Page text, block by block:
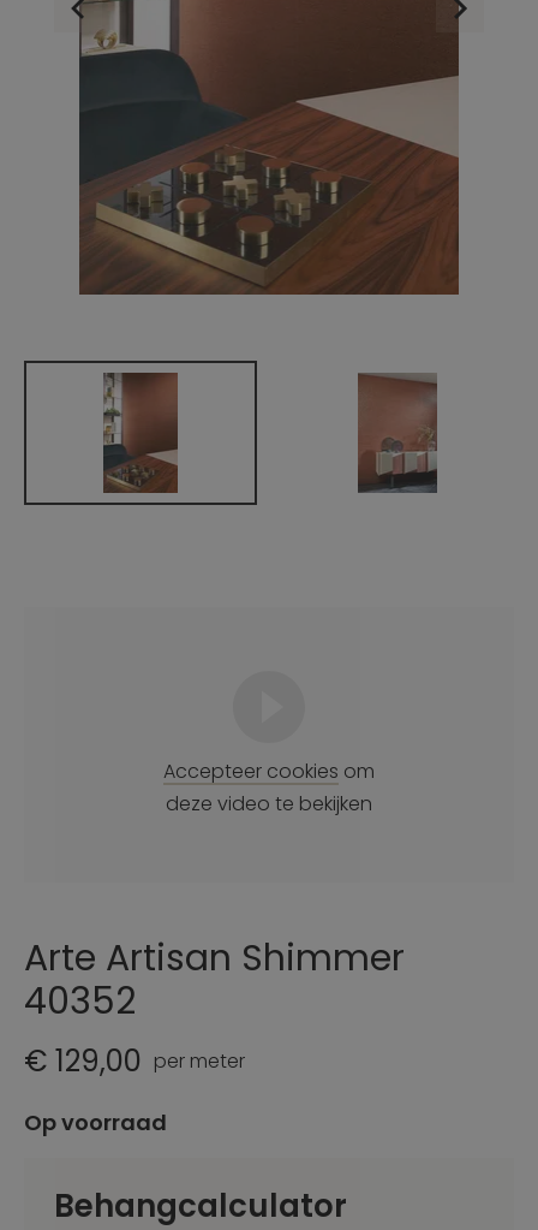
Accepteer cookies om
deze video te bekijken
Arte Artisan Shimmer
40352
€ 129,00 per meter
Op voorraad
Behangcalculator